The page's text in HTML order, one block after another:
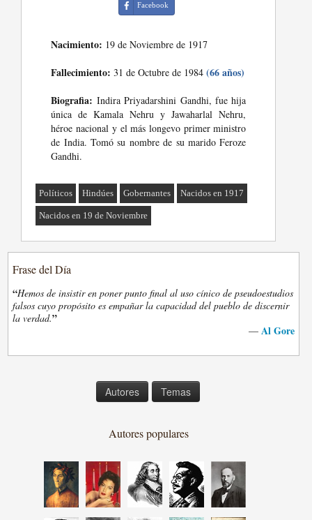
Facebook
Nacimiento: 19 de Noviembre de 1917
Fallecimiento: 31 de Octubre de 1984(66 años)
Biografia: Indira Priyadarshini Gandhi, fue hija
única de Kamala Nehru y Jawaharlal Nehru,
héroe nacional y el más longevo primer ministro
de India. Tomó su nombre de su marido Feroze
Gandhi.
Políticos Hindúes Gobernantes Nacidos en 1917
Nacidos en 19 de Noviembre
Frase del Día
“Hemos de insistir en poner punto final al uso cínico de pseudoestudios
falsos cuyo propósito es empañar la capacidad del pueblo de discernir
la verdad.”
— Al Gore
Autores Temas
Autores populares